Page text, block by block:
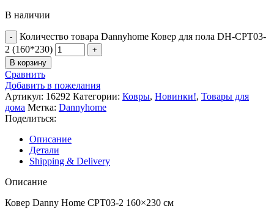
В наличии
Количество товара Dannyhome Ковер для пола DH-CPT03-
2 (160*230)
В корзину
Сравнить
Добавить в пожелания
Артикул: 16292 Категории: Ковры, Новинки!, Товары для
дома Метка: Dannyhome
Поделиться:
Описание
Детали
Shipping & Delivery
Описание
Ковер Danny Home CPT03-2 160×230 см